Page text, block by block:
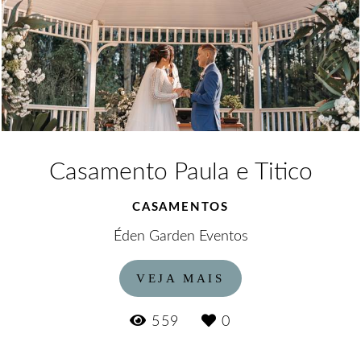
Casamento Paula e Titico
CASAMENTOS
Éden Garden Eventos
VEJA MAIS
559 0